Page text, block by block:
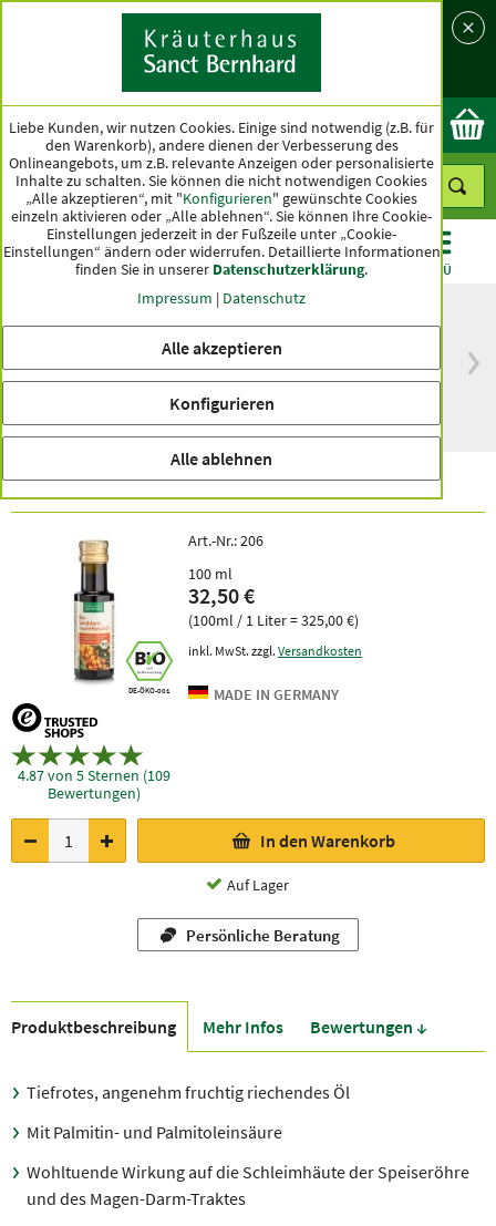
Land
Ok
KATEGORIEN ANGEBOTE TOPSELLER MENÜ
versandkostenfrei
innerhalb Deutschlands
Spitzenqualität seit
Bio-Sanddorn-Fruchtfleischöl
DE-ÖKO-001
4.87 von 5 Sternen (109
Bewertungen)
Art.-Nr.:206
100 ml
32,50 €
(100ml / 1 Liter = 325,00 €)
inkl. MwSt. zzgl. Versandkosten
In den Warenkorb
Auf Lager
Persönliche Beratung
Produkt­beschreibung Mehr Infos Bewer­tungen ↓
Tiefrotes, angenehm fruchtig riechendes Öl
Mit Palmitin- und Palmitoleinsäure
Wohltuende Wirkung auf die Schleimhäute der Speiseröhre
und des Magen-Darm-Traktes
Liebe Kunden, wir nutzen Cookies. Einige sind notwendig (z.B. für
den Warenkorb), andere dienen der Verbesserung des
Onlineangebots, um z.B. relevante Anzeigen oder personalisierte
Inhalte zu schalten. Sie können die nicht notwendigen Cookies
„Alle akzeptieren“, mit "Konfigurieren" gewünschte Cookies
einzeln aktivieren oder „Alle ablehnen“. Sie können Ihre Cookie-
Einstellungen jederzeit in der Fußzeile unter „Cookie-
Einstellungen“ ändern oder widerrufen. Detaillierte Informationen
finden Sie in unserer Datenschutzerklärung.
Impressum | Datenschutz
Alle akzeptieren
Konfigurieren
Alle ablehnen